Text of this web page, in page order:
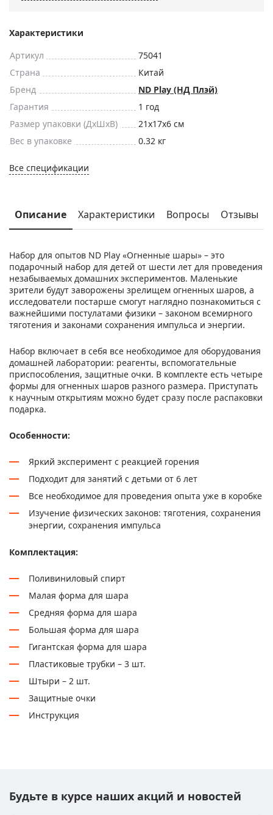
Характеристики
Артикул
75041
Страна
Китай
Бренд
ND Play (НД Плэй)
Гарантия
1 год
Размер упаковки (ДxШxВ)
21x17x6 см
Вес в упаковке
0.32 кг
Все спецификации
Описание Характеристики Вопросы Отзывы
Набор для опытов ND Play «Огненные шары» – это
подарочный набор для детей от шести лет для проведения
незабываемых домашних экспериментов. Маленькие
зрители будут заворожены зрелищем огненных шаров, а
исследователи постарше смогут наглядно познакомиться с
важнейшими постулатами физики – законом всемирного
тяготения и законами сохранения импульса и энергии.
Набор включает в себя все необходимое для оборудования
домашней лаборатории: реагенты, вспомогательные
приспособления, защитные очки. В комплекте есть четыре
формы для огненных шаров разного размера. Приступать
к научным открытиям можно будет сразу после распаковки
подарка.
Особенности:
Яркий эксперимент с реакцией горения
Подходит для занятий с детьми от 6 лет
Все необходимое для проведения опыта уже в коробке
Изучение физических законов: тяготения, сохранения
энергии, сохранения импульса
Комплектация:
Поливиниловый спирт
Малая форма для шара
Средняя форма для шара
Большая форма для шара
Гигантская форма для шара
Пластиковые трубки – 3 шт.
Штыри – 2 шт.
Защитные очки
Инструкция
Будьте в курсе наших акций и новостей